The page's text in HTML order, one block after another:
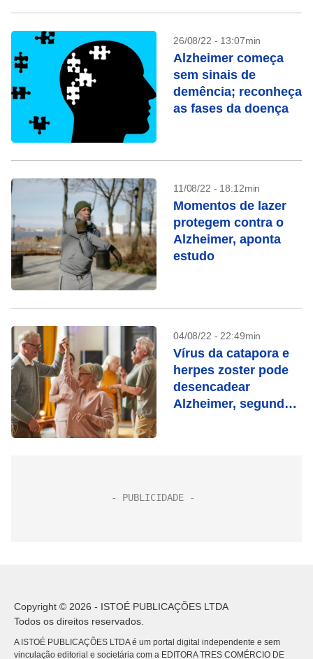
26/08/22 - 13:07min
Alzheimer começa
sem sinais de
demência; reconheça
as fases da doença
11/08/22 - 18:12min
Momentos de lazer
protegem contra o
Alzheimer, aponta
estudo
04/08/22 - 22:49min
Vírus da catapora e
herpes zoster pode
desencadear
Alzheimer, segundo
Copyright © 2026 - ISTOÉ PUBLICAÇÕES LTDA
Todos os direitos reservados.
A ISTOÉ PUBLICAÇÕES LTDA é um portal digital independente e sem
vinculação editorial e societária com a EDITORA TRES COMÉRCIO DE